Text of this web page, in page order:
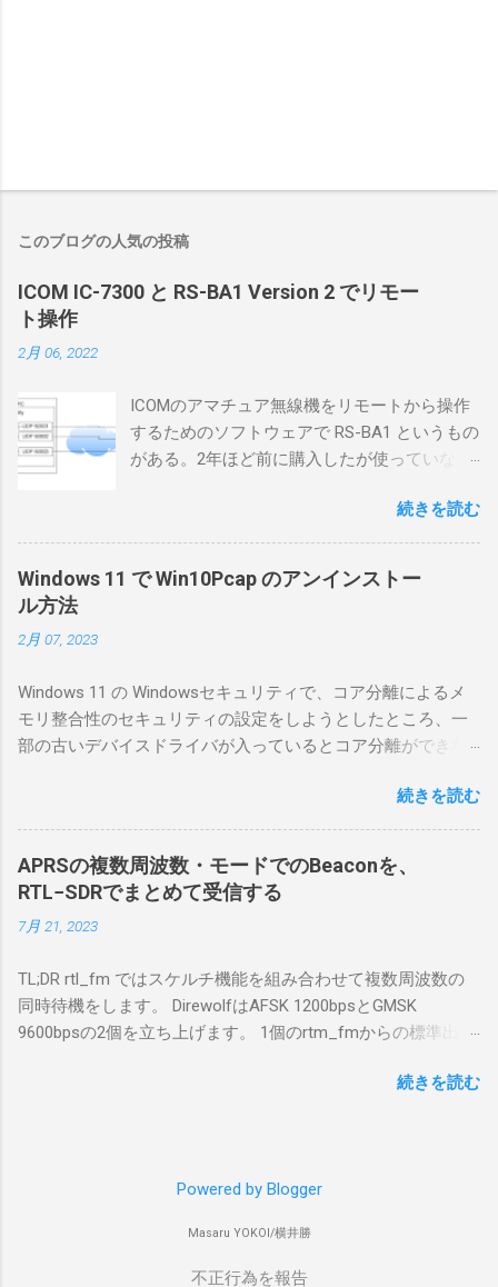
このブログの人気の投稿
ICOM IC-7300 と RS-BA1 Version 2 でリモー
ト操作
2月 06, 2022
ICOMのアマチュア無線機をリモートから操作
するためのソフトウェアで RS-BA1 というもの
がある。2年ほど前に購入したが使っていなか
としているので、リモートから操作できる無
線局構築のために、真面目に使ってみること
くだろうと思ったのだが、ちっともそんなに
合は、下記のこれらものが必要である ICOMの
無線機。 今回は私が持っているIC-7300を使
う。 無線機側(サーバ側) のWindows PC。 今
を入れて使っている。 TPMとか入っているの
でBitLockerのDisk暗号化もでき、遠隔地で盗難
にあってもデータ流出の危険性が少ないかな
と思って。 操作側 (クライアント側) の
ど。 そして、リモート操作を行うソフトウェ
アであるRS-BA1。 RS-BA1はサーバ側・クラ
イアント側の両方にインストールする。 私の
理解した無線機からサーバPC、クライアント
コンとつながり、CI-Vでのコマンドが交換で
変調音を送受信できるようになっている。 無
続きを読む
Windows 11 で Win10Pcap のアンインストー
ル方法
2月 07, 2023
Windows 11 の Windowsセキュリティで、コア分離によるメ
モリ整合性のセキュリティの設定をしようとしたところ、一
部の古いデバイスドライバが入っているとコア分離ができな
で利用する Win10Pcap.sys が入っているためにコア分離がで
きないとエラーが出ておりました。 アンインストールのプロ
グラムなどを走らせてもアンインストールできなかったの
で、どのように実行すればよいのか調べながら実施しまし
た。結論としては pnputil というコマンドを用いればよかった
です。 まずは管理者権限でTerminalを実行します。
PowerShellが起動しました。 適当なファイルに、現在インス
トールされているドライバを書き出す。 pnputil /enum-
drivers > inf.txt # 上記のファイルから win10pcap を探し出す
開名が oem131.inf であるとわかりました。 公開名:
ョン: 10/08/2015 10.2.0.5002 署名者名: Microsoft Windows
Hardware Compatibility Publisher 今回の場合は oem131.inf が
/delete-driver oem131.inf 以上でアンインストールができまし
続きを読む
APRSの複数周波数・モードでのBeaconを、
RTL−SDRでまとめて受信する
7月 21, 2023
TL;DR rtl_fm ではスケルチ機能を組み合わせて複数周波数の
同時待機をします。 DirewolfはAFSK 1200bpsとGMSK
9600bpsの2個を立ち上げます。 1個のrtm_fmからの標準出力
す。 コマンドはこのようになりました。 #!/bin/bash
B 1200 - | logger -t direwolf1)| \ direwolf -c "$direwolf_conf" -r
トリにおいてある direwolf.conf の中身は、このようになって
います。 ADEVICE null null CHANNEL 0 MYCALL コールサイ
続きを読む
Powered by Blogger
Masaru YOKOI/横井勝
不正行為を報告